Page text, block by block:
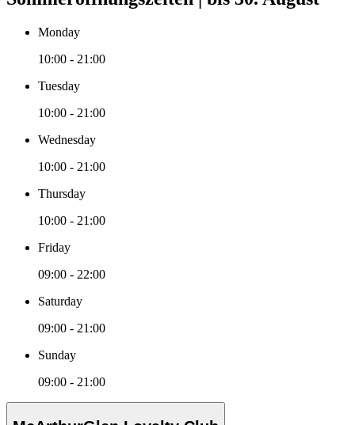
Monday
10:00 - 21:00
Tuesday
10:00 - 21:00
Wednesday
10:00 - 21:00
Thursday
10:00 - 21:00
Friday
09:00 - 22:00
Saturday
09:00 - 21:00
Sunday
09:00 - 21:00